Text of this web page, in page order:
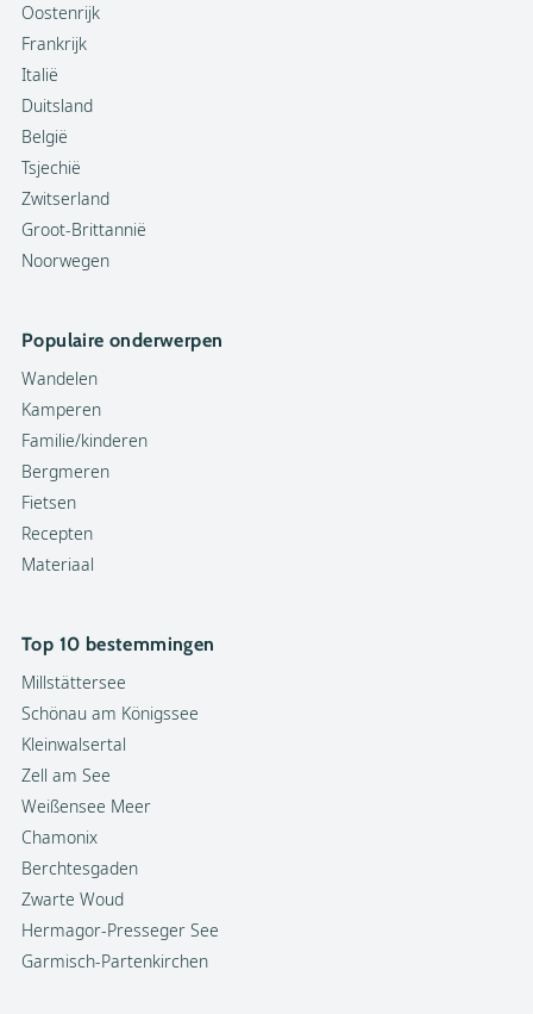
Oostenrijk
Frankrijk
Italië
Duitsland
België
Tsjechië
Zwitserland
Groot-Brittannië
Noorwegen
Populaire onderwerpen
Wandelen
Kamperen
Familie/kinderen
Bergmeren
Fietsen
Recepten
Materiaal
Top 10 bestemmingen
Millstättersee
Schönau am Königssee
Kleinwalsertal
Zell am See
Weißensee Meer
Chamonix
Berchtesgaden
Zwarte Woud
Hermagor-Presseger See
Garmisch-Partenkirchen